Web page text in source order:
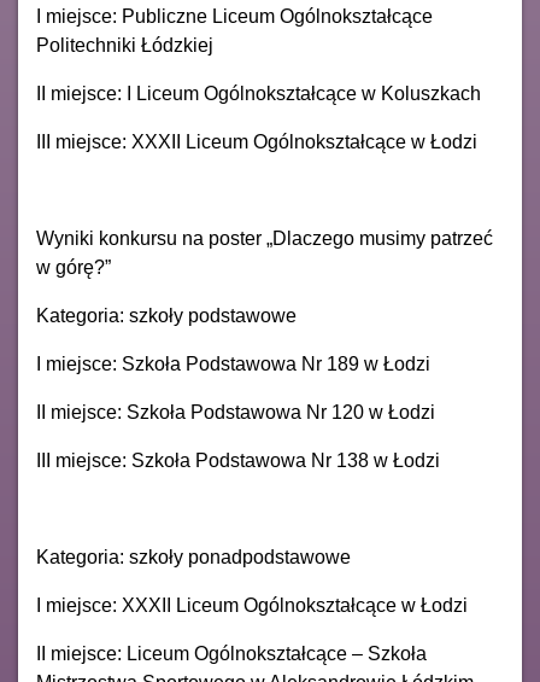
I miejsce: Publiczne Liceum Ogólnokształcące
Politechniki Łódzkiej
II miejsce: I Liceum Ogólnokształcące w Koluszkach
III miejsce: XXXII Liceum Ogólnokształcące w Łodzi
Wyniki konkursu na poster „Dlaczego musimy patrzeć
w górę?”
Kategoria: szkoły podstawowe
I miejsce: Szkoła Podstawowa Nr 189 w Łodzi
II miejsce: Szkoła Podstawowa Nr 120 w Łodzi
III miejsce: Szkoła Podstawowa Nr 138 w Łodzi
Kategoria: szkoły ponadpodstawowe
I miejsce: XXXII Liceum Ogólnokształcące w Łodzi
II miejsce: Liceum Ogólnokształcące – Szkoła